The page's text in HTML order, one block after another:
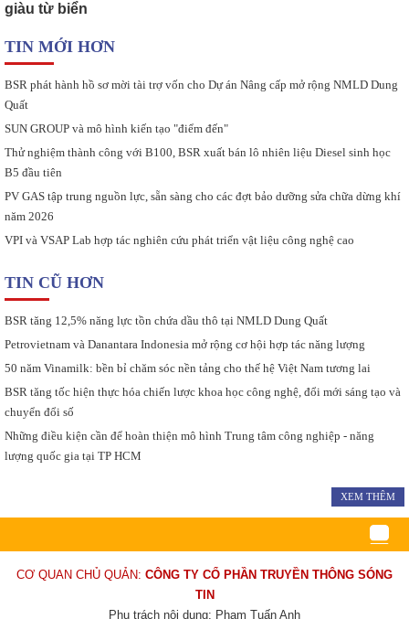
giàu từ biển
TIN MỚI HƠN
BSR phát hành hồ sơ mời tài trợ vốn cho Dự án Nâng cấp mở rộng NMLD Dung
Quất
SUN GROUP và mô hình kiến tạo "điểm đến"
Thử nghiệm thành công với B100, BSR xuất bán lô nhiên liệu Diesel sinh học
B5 đầu tiên
PV GAS tập trung nguồn lực, sẵn sàng cho các đợt bảo dưỡng sửa chữa dừng khí
năm 2026
VPI và VSAP Lab hợp tác nghiên cứu phát triển vật liệu công nghệ cao
TIN CŨ HƠN
BSR tăng 12,5% năng lực tồn chứa dầu thô tại NMLD Dung Quất
Petrovietnam và Danantara Indonesia mở rộng cơ hội hợp tác năng lượng
50 năm Vinamilk: bền bỉ chăm sóc nền tảng cho thế hệ Việt Nam tương lai
BSR tăng tốc hiện thực hóa chiến lược khoa học công nghệ, đổi mới sáng tạo và
chuyển đổi số
Những điều kiện cần để hoàn thiện mô hình Trung tâm công nghiệp - năng
lượng quốc gia tại TP HCM
XEM THÊM
CƠ QUAN CHỦ QUẢN: CÔNG TY CỔ PHẦN TRUYỀN THÔNG SÓNG
TIN
Phụ trách nội dung: Phạm Tuấn Anh